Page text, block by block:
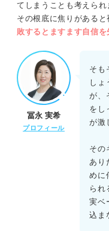
てしまうことも考えられ
その根底に焦りがあると
敗するとますます自信
冨永 実希
プロフィール
そも
しょ
が、
をし
が激
その
あり
めに
られ
実ベ
込ま